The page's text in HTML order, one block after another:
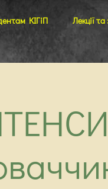
КІГіП Лекції